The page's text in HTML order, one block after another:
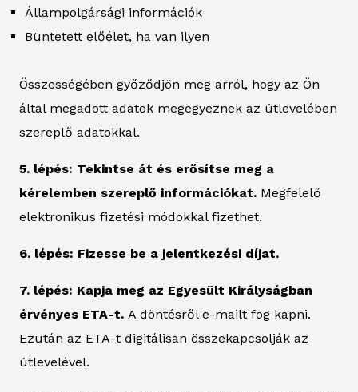
Állampolgársági információk
Büntetett előélet, ha van ilyen
Összességében győződjön meg arról, hogy az Ön
által megadott adatok megegyeznek az útlevelében
szereplő adatokkal.
5. lépés: Tekintse át és erősítse meg a
kérelemben szereplő információkat. Megfelelő
elektronikus fizetési módokkal fizethet.
6. lépés: Fizesse be a jelentkezési díjat.
7. lépés: Kapja meg az Egyesült Királyságban
érvényes ETA-t. A döntésről e-mailt fog kapni.
Ezután az ETA-t digitálisan összekapcsolják az
útlevelével.